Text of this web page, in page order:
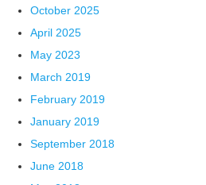
October 2025
April 2025
May 2023
March 2019
February 2019
January 2019
September 2018
June 2018